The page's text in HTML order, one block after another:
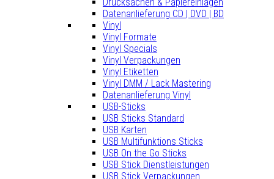
Datenanlieferung CD | DVD | BD
Vinyl
Vinyl Formate
Vinyl Specials
Vinyl Verpackungen
Vinyl Etiketten
Vinyl DMM / Lack Mastering
Datenanlieferung Vinyl
USB-Sticks
USB Sticks Standard
USB Karten
USB Multifunktions Sticks
USB On the Go Sticks
USB Stick Dienstleistungen
USB Stick Verpackungen